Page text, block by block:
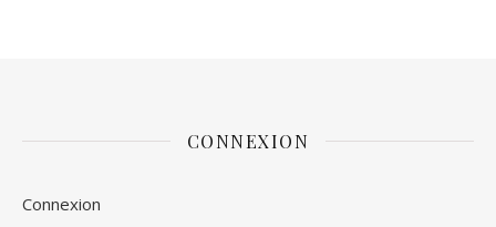
CONNEXION
Connexion